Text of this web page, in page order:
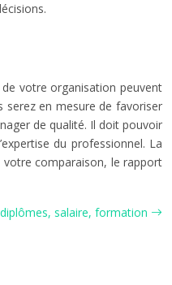
votre organisation peuvent
serez en mesure de favoriser
de qualité. Il doit pouvoir
du professionnel. La
votre comparaison, le rapport
salaire, formation